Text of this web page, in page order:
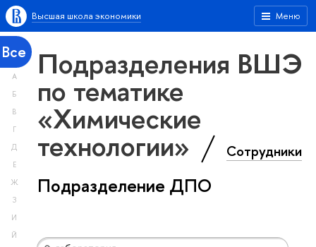
Меню
Высшая школа экономики
Все
А
Б
В
Г
Д
Е
Ж
З
И
Й
Подразделения ВШЭ
по тематике
«Химические
технологии» Сотрудники
Подразделение ДПО